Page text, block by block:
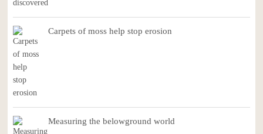
Carpets of moss help stop erosion
Measuring the belowground world